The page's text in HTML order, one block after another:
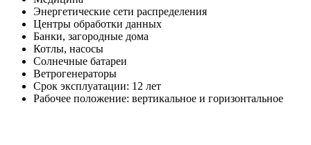
Энергетические сети распределения
Центры обработки данных
Банки, загородные дома
Котлы, насосы
Солнечные батареи
Ветрогенераторы
Срок эксплуатации: 12 лет
Рабочее положение: вертикальное и горизонтальное